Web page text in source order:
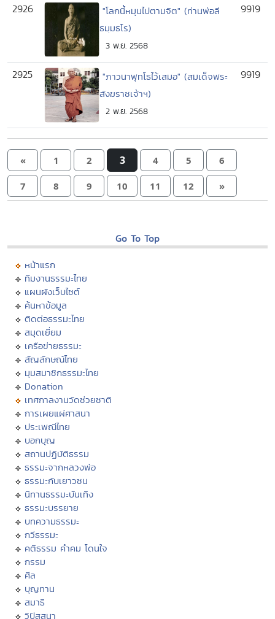
2926
"โลกนี้หมุนไปตามจิต" (ท่านพ่อลี
ธมฺมธโร)
3 พ.ย. 2568
9919
2925
"ภาวนาพุทโธไว้เสมอ" (สมเด็จพระ
สังฆราชเจ้าฯ)
2 พ.ย. 2568
9919
« 1 2 3 4 5 6
7 8 9 10 11 12 »
Go To Top
หน้าแรก
ทีมงานธรรมะไทย
แผนผังเว็บไซต์
ค้นหาข้อมูล
ติดต่อธรรมะไทย
สมุดเยี่ยม
เครือข่ายธรรมะ
สัญลักษณ์ไทย
มุมสมาชิกธรรมะไทย
Donation
เทศกาลงานวัดช่วยชาติ
การเผยแผ่ศาสนา
ประเพณีไทย
บอกบุญ
สถานปฏิบัติธรรม
ธรรมะจากหลวงพ่อ
ธรรมะกับเยาวชน
นิทานธรรมะบันเทิง
ธรรมะบรรยาย
บทความธรรมะ
กวีธรรมะ
คติธรรม คำคม โดนใจ
กรรม
ศีล
บุญทาน
สมาธิ
วิปัสสนา